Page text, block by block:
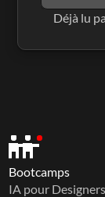
Déjà lu
Bootcamps
IA pour Designers